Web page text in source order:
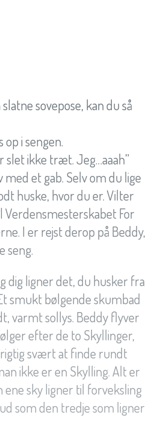
sovepose, kan du så
i sengen.
slet ikke træt. Jeg…aaah”
et gab. Selv om du lige
huske, hvor du er. Vilter
Verdensmesterskabet For
I er rejst derop på Beddy,
seng.
dig ligner det, du husker fra
smukt bølgende skumbad
varmt sollys. Beddy flyver
efter de to Skyllinger,
rigtig svært at finde rundt
ikke er en Skylling. Alt er
ene sky ligner til forveksling
som den tredje som ligner